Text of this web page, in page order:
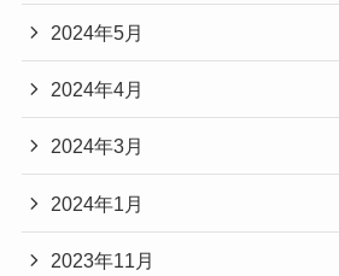
2024年5月
2024年4月
2024年3月
2024年1月
2023年11月